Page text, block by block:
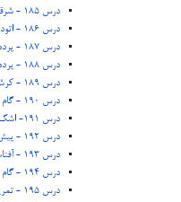
درس 185 - شرقی از آقای مهدی مفتاح
درس 186 - اتود شماره 4
درس 187 - پرده های ایرانی (کُرُن)
درس 188 - پرده های ایرانی (سُری)
درس 189 - کرشمه از دستگاه شور
درس 190 - گام شور(لا)
درس 191- اشک من هویدا شد
درس 192 - پیش درآمد بیات ترک
درس 193 - آفتاب (سلیمان سپانلو)
درس 194 - گام شور (لا) در دو اکتاو
درس 195 - تمرین گام شور (لا) در دو اکتاو